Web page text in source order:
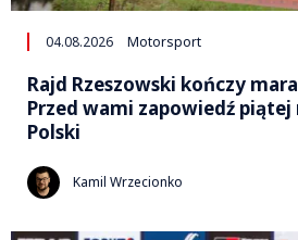
04.08.2026 Motorsport
Rajd Rzeszowski kończy
Przed wami zapowiedź
Polski
Kamil Wrzecionko